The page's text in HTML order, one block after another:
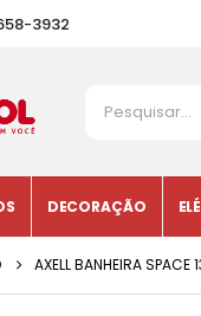
3932
DECORAÇÃO
AXELL BANHEIRA